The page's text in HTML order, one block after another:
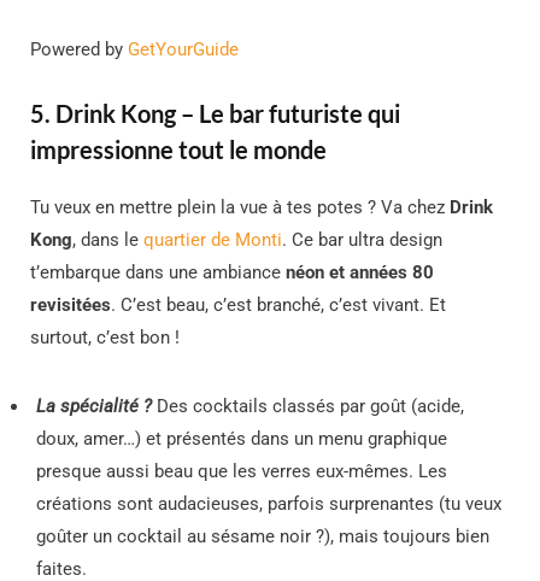
Powered by GetYourGuide
5. Drink Kong – Le bar futuriste qui
impressionne tout le monde
Tu veux en mettre plein la vue à tes potes ? Va chez Drink
Kong, dans le quartier de Monti. Ce bar ultra design
t’embarque dans une ambiance néon et années 80
revisitées. C’est beau, c’est branché, c’est vivant. Et
surtout, c’est bon !
La spécialité ?Des cocktails classés par goût (acide,
doux, amer…) et présentés dans un menu graphique
presque aussi beau que les verres eux-mêmes. Les
créations sont audacieuses, parfois surprenantes (tu veux
goûter un cocktail au sésame noir ?), mais toujours bien
faites.